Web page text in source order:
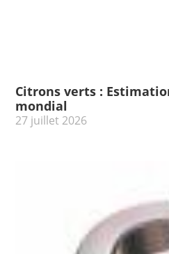
Citrons verts :
mondial
27 juillet 2026